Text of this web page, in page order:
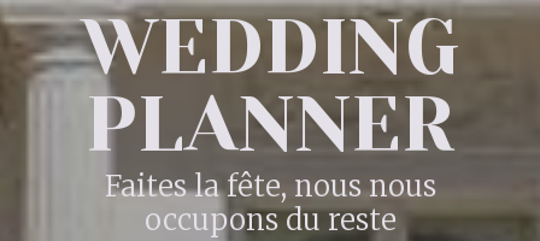
WEDDING
PLANNER
Faites la fête, nous nous
occupons du reste